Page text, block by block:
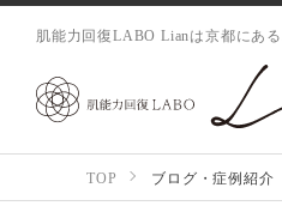
肌能力回復LABO Lianは京都にあ
TOP ブログ・症例紹介